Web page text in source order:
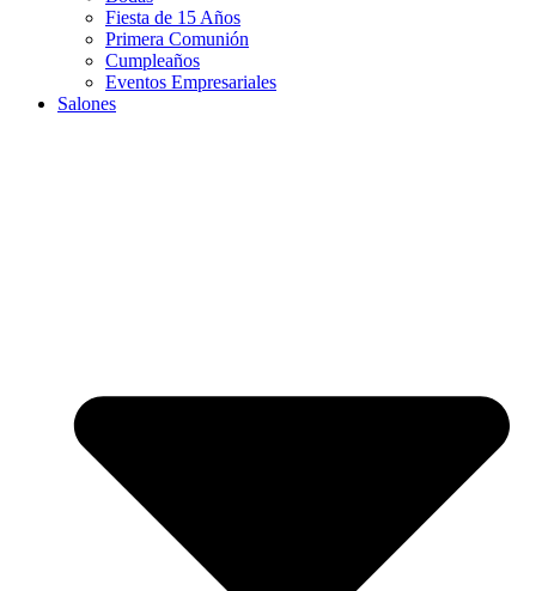
Fiesta de 15 Años
Primera Comunión
Cumpleaños
Eventos Empresariales
Salones